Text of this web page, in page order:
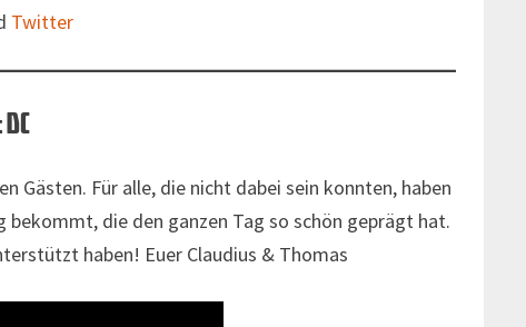
Twitter
Gästen. Für alle, die nicht dabei sein konnten, haben
die den ganzen Tag so schön geprägt hat.
haben! Euer Claudius & Thomas